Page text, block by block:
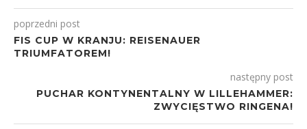
poprzedni post
FIS CUP W KRANJU: REISENAUER
TRIUMFATOREM!
następny post
PUCHAR KONTYNENTALNY W LILLEHAMMER:
ZWYCIĘSTWO RINGENA!